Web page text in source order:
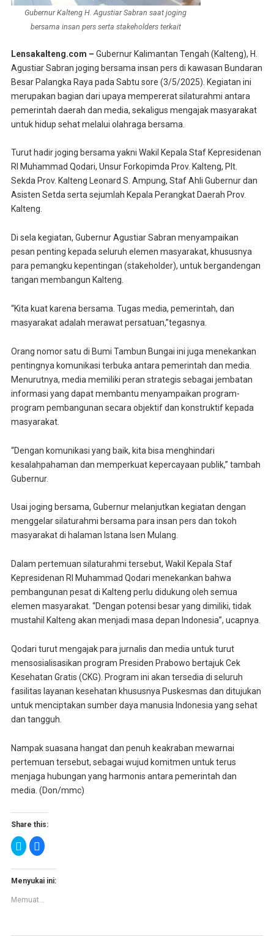
Gubernur Kalteng H. Agustiar Sabran saat joging
bersama insan pers serta stakeholders terkait
Lensakalteng.com – Gubernur Kalimantan Tengah (Kalteng), H.
Agustiar Sabran joging bersama insan pers di kawasan Bundaran
Besar Palangka Raya pada Sabtu sore (3/5/2025). Kegiatan ini
merupakan bagian dari upaya mempererat silaturahmi antara
pemerintah daerah dan media, sekaligus mengajak masyarakat
untuk hidup sehat melalui olahraga bersama.
Turut hadir joging bersama yakni Wakil Kepala Staf Kepresidenan
RI Muhammad Qodari, Unsur Forkopimda Prov. Kalteng, Plt.
Sekda Prov. Kalteng Leonard S. Ampung, Staf Ahli Gubernur dan
Asisten Setda serta sejumlah Kepala Perangkat Daerah Prov.
Kalteng.
Di sela kegiatan, Gubernur Agustiar Sabran menyampaikan
pesan penting kepada seluruh elemen masyarakat, khususnya
para pemangku kepentingan (stakeholder), untuk bergandengan
tangan membangun Kalteng.
“Kita kuat karena bersama. Tugas media, pemerintah, dan
masyarakat adalah merawat persatuan,”tegasnya.
Orang nomor satu di Bumi Tambun Bungai ini juga menekankan
pentingnya komunikasi terbuka antara pemerintah dan media.
Menurutnya, media memiliki peran strategis sebagai jembatan
informasi yang dapat membantu menyampaikan program-
program pembangunan secara objektif dan konstruktif kepada
masyarakat.
“Dengan komunikasi yang baik, kita bisa menghindari
kesalahpahaman dan memperkuat kepercayaan publik,” tambah
Gubernur.
Usai joging bersama, Gubernur melanjutkan kegiatan dengan
menggelar silaturahmi bersama para insan pers dan tokoh
masyarakat di halaman Istana Isen Mulang.
Dalam pertemuan silaturahmi tersebut, Wakil Kepala Staf
Kepresidenan RI Muhammad Qodari menekankan bahwa
pembangunan pesat di Kalteng perlu didukung oleh semua
elemen masyarakat. “Dengan potensi besar yang dimiliki, tidak
mustahil Kalteng akan menjadi masa depan Indonesia”, ucapnya.
Qodari turut mengajak para jurnalis dan media untuk turut
mensosialisasikan program Presiden Prabowo bertajuk Cek
Kesehatan Gratis (CKG). Program ini akan tersedia di seluruh
fasilitas layanan kesehatan khususnya Puskesmas dan ditujukan
untuk menciptakan sumber daya manusia Indonesia yang sehat
dan tangguh.
Nampak suasana hangat dan penuh keakraban mewarnai
pertemuan tersebut, sebagai wujud komitmen untuk terus
menjaga hubungan yang harmonis antara pemerintah dan
media. (Don/mmc)
Share this:
K
l
i
n
k
K
l
i
n
k
Menyukai ini:
Memuat...